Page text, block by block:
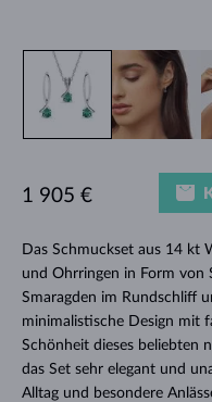
Das Schmuckset aus 14 kt
und Ohrringen in Form von
Smaragden im Rundschliff
minimalistische Design mit
Schönheit dieses beliebten
das Set sehr elegant und
Alltag und besondere
1 905 €